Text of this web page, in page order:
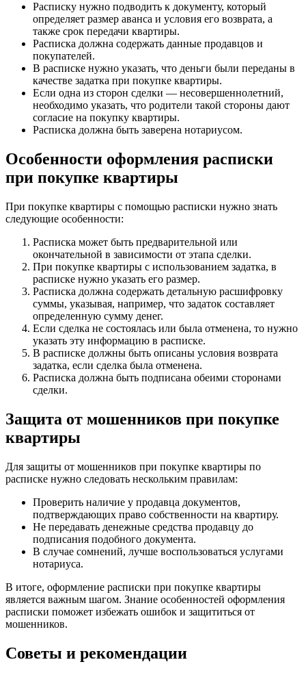
Расписку нужно подводить к документу, который
определяет размер аванса и условия его возврата, а
также срок передачи квартиры.
Расписка должна содержать данные продавцов и
покупателей.
В расписке нужно указать, что деньги были переданы в
качестве задатка при покупке квартиры.
Если одна из сторон сделки — несовершеннолетний,
необходимо указать, что родители такой стороны дают
согласие на покупку квартиры.
Расписка должна быть заверена нотариусом.
Особенности оформления расписки
при покупке квартиры
При покупке квартиры с помощью расписки нужно знать
следующие особенности:
Расписка может быть предварительной или
окончательной в зависимости от этапа сделки.
При покупке квартиры с использованием задатка, в
расписке нужно указать его размер.
Расписка должна содержать детальную расшифровку
суммы, указывая, например, что задаток составляет
определенную сумму денег.
Если сделка не состоялась или была отменена, то нужно
указать эту информацию в расписке.
В расписке должны быть описаны условия возврата
задатка, если сделка была отменена.
Расписка должна быть подписана обеими сторонами
сделки.
Защита от мошенников при покупке
квартиры
Для защиты от мошенников при покупке квартиры по
расписке нужно следовать нескольким правилам:
Проверить наличие у продавца документов,
подтверждающих право собственности на квартиру.
Не передавать денежные средства продавцу до
подписания подобного документа.
В случае сомнений, лучше воспользоваться услугами
нотариуса.
В итоге, оформление расписки при покупке квартиры
является важным шагом. Знание особенностей оформления
расписки поможет избежать ошибок и защититься от
мошенников.
Советы и рекомендации